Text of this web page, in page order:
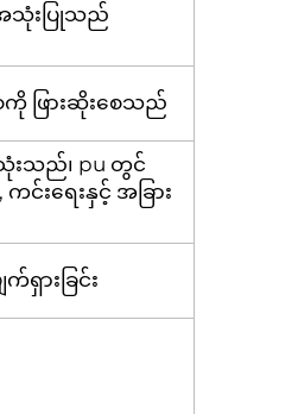
အသုံးပြုသည်
ဖြားဆိုးစေသည်
သုံးသည်၊ pu တွင်
, ကင်းရေးနှင့် အခြား
ရှားခြင်း